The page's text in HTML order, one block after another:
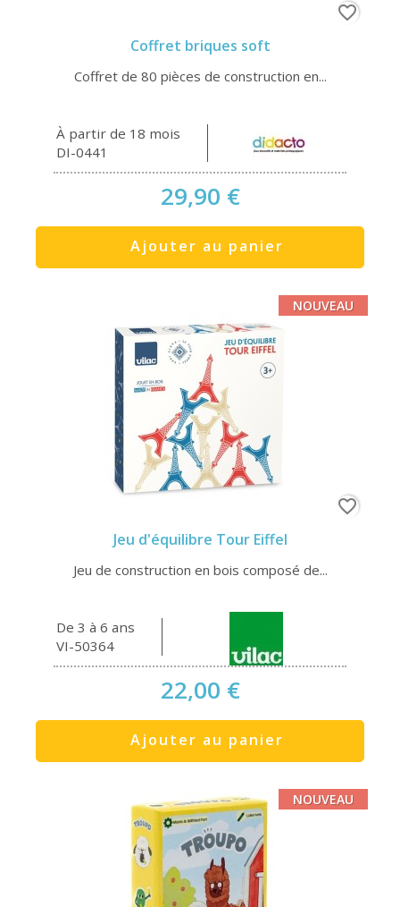
Coffret briques soft
Coffret de 80 pièces de construction en...
À partir de 18 mois
DI-0441
29,90 €
Ajouter au panier
favorite_border
Jeu d'équilibre Tour Eiffel
Jeu de construction en bois composé de...
De 3 à 6 ans
VI-50364
22,00 €
Ajouter au panier
NOUVEAU
favorite_border
NOUVEAU